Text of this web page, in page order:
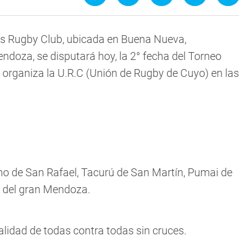
Rugby Club, ubicada en Buena Nueva,
se disputará hoy, la 2° fecha del Torneo
la U.R.C (Unión de Rugby de Cuyo) en las
de San Rafael, Tacurú de San Martín, Pumai de
gran Mendoza.
de todas contra todas sin cruces.